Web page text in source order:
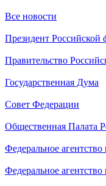
Все новости
Президент Российской
Правительство
Государственная Дума
Совет Федерации
Общественная Палата
Федеральное
Федеральное